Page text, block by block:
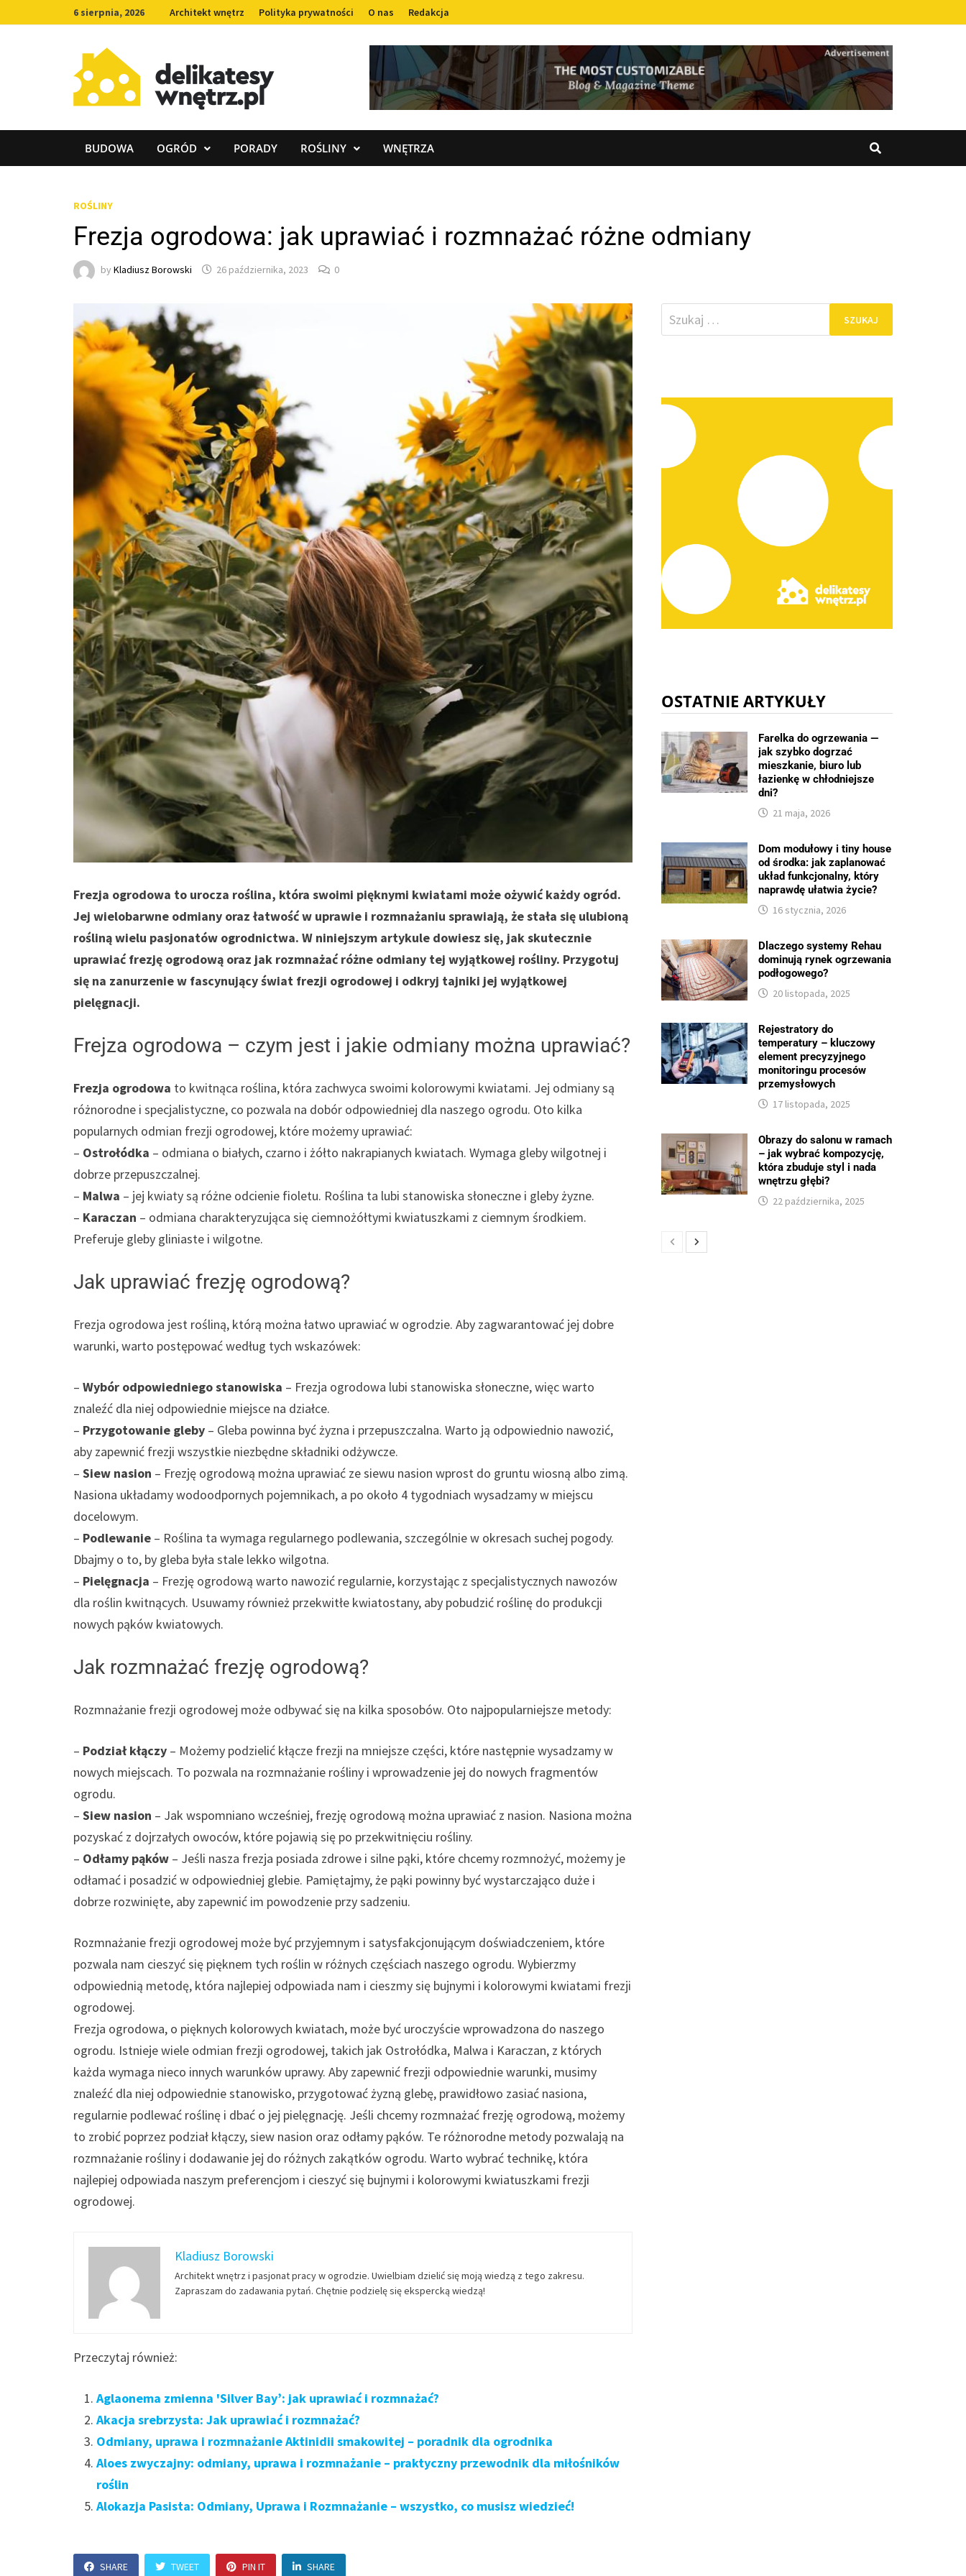
to
6 sierpnia, 2026 Architekt wnętrz Polityka prywatności O nas Redakcja
BUDOWA OGRÓD PORADY ROŚLINY WNĘTRZA
ROŚLINY
Frezja ogrodowa: jak uprawiać i rozmnażać różne odmiany
by Kladiusz Borowski 26 października, 2023 0
Frezja ogrodowa to urocza roślina, która swoimi pięknymi kwiatami może ożywić każdy ogród.
Jej wielobarwne odmiany oraz łatwość w uprawie i rozmnażaniu sprawiają, że stała się ulubioną
rośliną wielu pasjonatów ogrodnictwa. W niniejszym artykule dowiesz się, jak skutecznie
uprawiać frezję ogrodową oraz jak rozmnażać różne odmiany tej wyjątkowej rośliny. Przygotuj
się na zanurzenie w fascynujący świat frezji ogrodowej i odkryj tajniki jej wyjątkowej
pielęgnacji.
Frejza ogrodowa – czym jest i jakie odmiany można uprawiać?
Frezja ogrodowa to kwitnąca roślina, która zachwyca swoimi kolorowymi kwiatami. Jej odmiany są
różnorodne i specjalistyczne, co pozwala na dobór odpowiedniej dla naszego ogrodu. Oto kilka
popularnych odmian frezji ogrodowej, które możemy uprawiać:
– Ostrołódka – odmiana o białych, czarno i żółto nakrapianych kwiatach. Wymaga gleby wilgotnej i
dobrze przepuszczalnej.
– Malwa – jej kwiaty są różne odcienie fioletu. Roślina ta lubi stanowiska słoneczne i gleby żyzne.
– Karaczan – odmiana charakteryzująca się ciemnożółtymi kwiatuszkami z ciemnym środkiem.
Preferuje gleby gliniaste i wilgotne.
Jak uprawiać frezję ogrodową?
Frezja ogrodowa jest rośliną, którą można łatwo uprawiać w ogrodzie. Aby zagwarantować jej dobre
warunki, warto postępować według tych wskazówek:
– Wybór odpowiedniego stanowiska – Frezja ogrodowa lubi stanowiska słoneczne, więc warto
znaleźć dla niej odpowiednie miejsce na działce.
– Przygotowanie gleby – Gleba powinna być żyzna i przepuszczalna. Warto ją odpowiednio nawozić,
aby zapewnić frezji wszystkie niezbędne składniki odżywcze.
– Siew nasion – Frezję ogrodową można uprawiać ze siewu nasion wprost do gruntu wiosną albo zimą.
Nasiona układamy wodoodpornych pojemnikach, a po około 4 tygodniach wysadzamy w miejscu
docelowym.
– Podlewanie – Roślina ta wymaga regularnego podlewania, szczególnie w okresach suchej pogody.
Dbajmy o to, by gleba była stale lekko wilgotna.
– Pielęgnacja – Frezję ogrodową warto nawozić regularnie, korzystając z specjalistycznych nawozów
dla roślin kwitnących. Usuwamy również przekwitłe kwiatostany, aby pobudzić roślinę do produkcji
nowych pąków kwiatowych.
Jak rozmnażać frezję ogrodową?
Rozmnażanie frezji ogrodowej może odbywać się na kilka sposobów. Oto najpopularniejsze metody:
– Podział kłączy – Możemy podzielić kłącze frezji na mniejsze części, które następnie wysadzamy w
nowych miejscach. To pozwala na rozmnażanie rośliny i wprowadzenie jej do nowych fragmentów
ogrodu.
– Siew nasion – Jak wspomniano wcześniej, frezję ogrodową można uprawiać z nasion. Nasiona można
pozyskać z dojrzałych owoców, które pojawią się po przekwitnięciu rośliny.
– Odłamy pąków – Jeśli nasza frezja posiada zdrowe i silne pąki, które chcemy rozmnożyć, możemy je
odłamać i posadzić w odpowiedniej glebie. Pamiętajmy, że pąki powinny być wystarczająco duże i
dobrze rozwinięte, aby zapewnić im powodzenie przy sadzeniu.
Rozmnażanie frezji ogrodowej może być przyjemnym i satysfakcjonującym doświadczeniem, które
pozwala nam cieszyć się pięknem tych roślin w różnych częściach naszego ogrodu. Wybierzmy
odpowiednią metodę, która najlepiej odpowiada nam i cieszmy się bujnymi i kolorowymi kwiatami frezji
ogrodowej.
Frezja ogrodowa, o pięknych kolorowych kwiatach, może być uroczyście wprowadzona do naszego
ogrodu. Istnieje wiele odmian frezji ogrodowej, takich jak Ostrołódka, Malwa i Karaczan, z których
każda wymaga nieco innych warunków uprawy. Aby zapewnić frezji odpowiednie warunki, musimy
znaleźć dla niej odpowiednie stanowisko, przygotować żyzną glebę, prawidłowo zasiać nasiona,
regularnie podlewać roślinę i dbać o jej pielęgnację. Jeśli chcemy rozmnażać frezję ogrodową, możemy
to zrobić poprzez podział kłączy, siew nasion oraz odłamy pąków. Te różnorodne metody pozwalają na
rozmnażanie rośliny i dodawanie jej do różnych zakątków ogrodu. Warto wybrać technikę, która
najlepiej odpowiada naszym preferencjom i cieszyć się bujnymi i kolorowymi kwiatuszkami frezji
ogrodowej.
Kladiusz Borowski
Architekt wnętrz i pasjonat pracy w ogrodzie. Uwielbiam dzielić się moją wiedzą z tego zakresu.
Zapraszam do zadawania pytań. Chętnie podzielę się ekspercką wiedzą!
Przeczytaj również:
Aglaonema zmienna 'Silver Bay’: jak uprawiać i rozmnażać?
Akacja srebrzysta: Jak uprawiać i rozmnażać?
Odmiany, uprawa i rozmnażanie Aktinidii smakowitej – poradnik dla ogrodnika
Aloes zwyczajny: odmiany, uprawa i rozmnażanie – praktyczny przewodnik dla miłośników
roślin
Alokazja Pasista: Odmiany, Uprawa i Rozmnażanie – wszystko, co musisz wiedzieć!
SHARE TWEET PIN IT SHARE
Szukaj:
OSTATNIE ARTYKUŁY
Farelka do ogrzewania —
jak szybko dogrzać
mieszkanie, biuro lub
łazienkę w chłodniejsze
dni?
21 maja, 2026
Dom modułowy i tiny house
od środka: jak zaplanować
układ funkcjonalny, który
naprawdę ułatwia życie?
16 stycznia, 2026
Dlaczego systemy Rehau
dominują rynek ogrzewania
podłogowego?
20 listopada, 2025
Rejestratory do
temperatury – kluczowy
element precyzyjnego
monitoringu procesów
przemysłowych
17 listopada, 2025
Obrazy do salonu w ramach
– jak wybrać kompozycję,
która zbuduje styl i nada
wnętrzu głębi?
22 października, 2025